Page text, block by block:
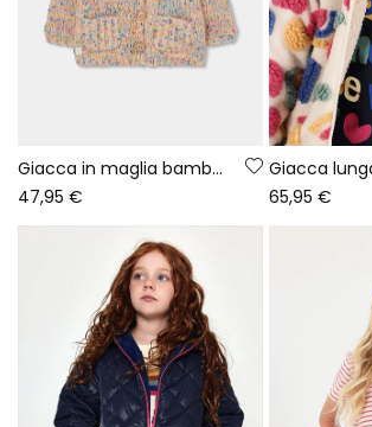
Giacca in maglia bambina ecru multicolore con cappuccio
47,95 €
65,95 €